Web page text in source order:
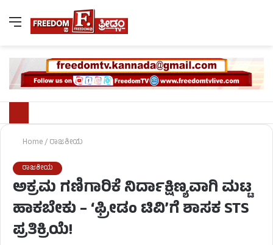
Home/ರಾಜಕೀಯ
ರಾಜಕೀಯ
ಅಕ್ರಮ ಗಣಿಗಾರಿಕೆ ನಿರ್ದಾಕ್ಷಿಣ್ಯವಾಗಿ ಮಟ್ಟ
ಹಾಕಬೇಕು – ‘ಫ್ರೀಡಂ ಟಿವಿ’ಗೆ ಶಾಸಕ STS
ಪ್ರತಿಕ್ರಿಯೆ!